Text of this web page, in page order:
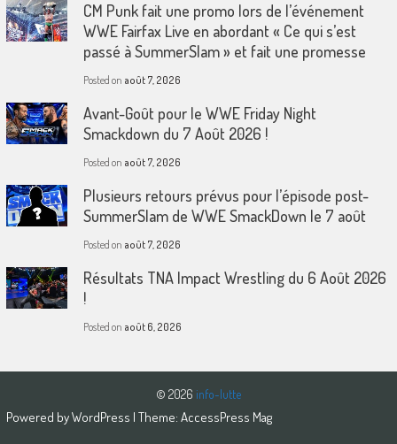
CM Punk fait une promo lors de l’événement
WWE Fairfax Live en abordant « Ce qui s’est
passé à SummerSlam » et fait une promesse
Posted on août 7, 2026
Avant-Goût pour le WWE Friday Night
Smackdown du 7 Août 2026 !
Posted on août 7, 2026
Plusieurs retours prévus pour l’épisode post-
SummerSlam de WWE SmackDown le 7 août
Posted on août 7, 2026
Résultats TNA Impact Wrestling du 6 Août 2026
!
Posted on août 6, 2026
© 2026 info-lutte
Powered byWordPress | Theme: AccessPress Mag